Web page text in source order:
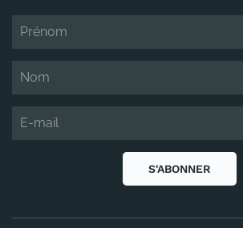
S'ABONNER